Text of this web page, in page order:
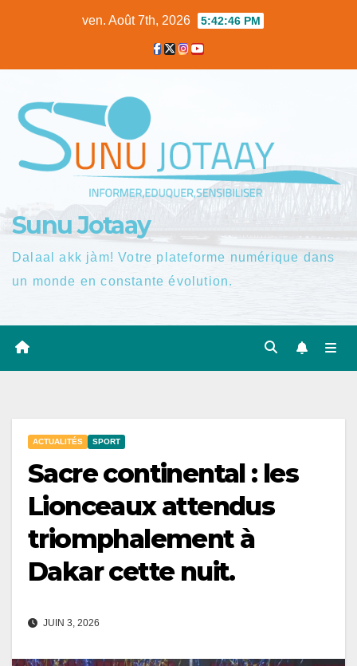
ven. Août 7th, 2026 5:42:47 PM
Sunu Jotaay
Dalaal akk jàm! Votre plateforme numérique dans
un monde en constante évolution.
ACTUALITÉS SPORT
Sacre continental : les
Lionceaux attendus
triomphalement à
Dakar cette nuit.
JUIN 3, 2026